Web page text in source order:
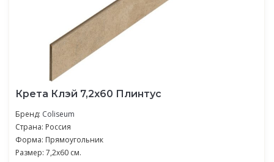
Крета Клэй 7,2x60 Плинтус
Бренд: Coliseum
Страна: Россия
Форма: Прямоугольник
Размер: 7,2x60 см.